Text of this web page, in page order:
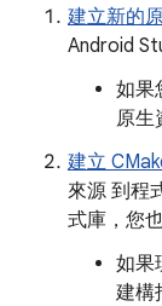
建立新的
Android
如果
原生
建立
來源 到程
式庫，您
如果
建構